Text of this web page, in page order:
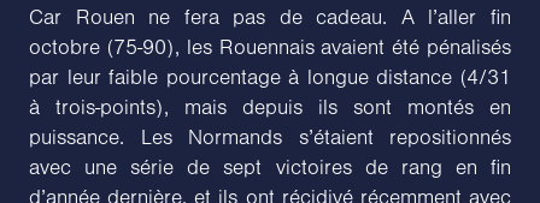
Car Rouen ne fera pas de cadeau. A l’aller fin
octobre (75-90), les Rouennais avaient été pénalisés
par leur faible pourcentage à longue distance (4/31
à trois-points), mais depuis ils sont montés en
puissance. Les Normands s’étaient repositionnés
avec une série de sept victoires de rang en fin